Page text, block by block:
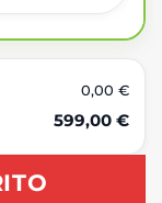
0,00 €
599,00 €